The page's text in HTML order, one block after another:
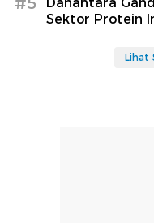
Sektor Protein
Lihat